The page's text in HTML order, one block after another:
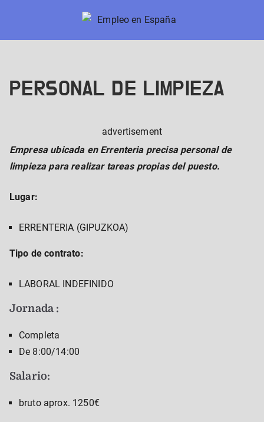
content
Empleo en España
PERSONAL DE LIMPIEZA
advertisement
Empresa ubicada en Errenteria precisa personal de
limpieza para realizar tareas propias del puesto.
Lugar:
ERRENTERIA (GIPUZKOA)
Tipo de contrato:
LABORAL INDEFINIDO
Jornada :
Completa
De 8:00/14:00
Salario:
bruto aprox. 1250€